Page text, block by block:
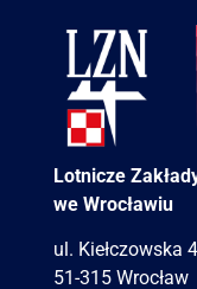
Lotnicze
we Wrocławiu
ul. Kiełczowska
51-315 Wrocław